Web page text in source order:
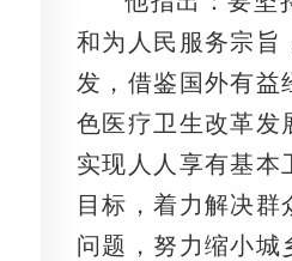
和为人民服务宗旨
发，借鉴国外有益
色医疗卫生改革发
实现人人享有基本
目标，着力解决群
问题，努力缩小城